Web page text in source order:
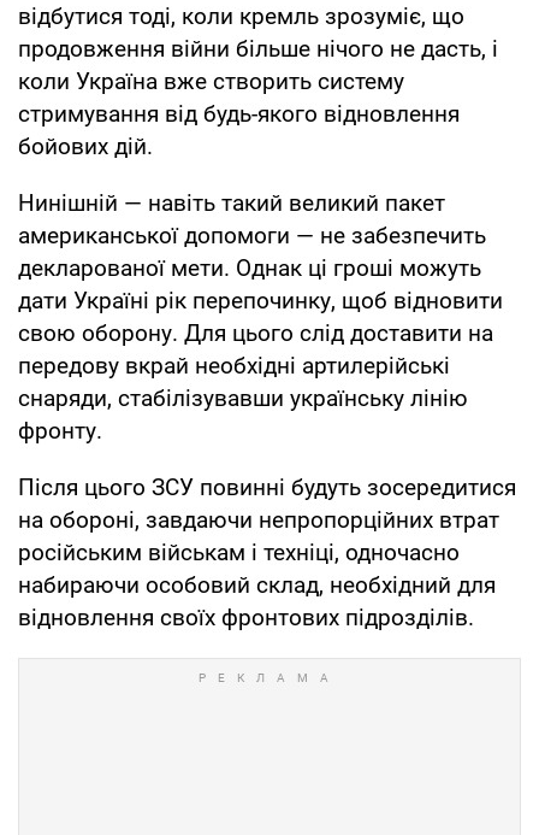
відбутися тоді, коли кремль зрозуміє, що
продовження війни більше нічого не дасть, і
коли Україна вже створить систему
стримування від будь-якого відновлення
бойових дій.
Нинішній — навіть такий великий пакет
американської допомоги — не забезпечить
декларованої мети. Однак ці гроші можуть
дати Україні рік перепочинку, щоб відновити
свою оборону. Для цього слід доставити на
передову вкрай необхідні артилерійські
снаряди, стабілізувавши українську лінію
фронту.
Після цього ЗСУ повинні будуть зосередитися
на обороні, завдаючи непропорційних втрат
російським військам і техніці, одночасно
набираючи особовий склад, необхідний для
відновлення своїх фронтових підрозділів.